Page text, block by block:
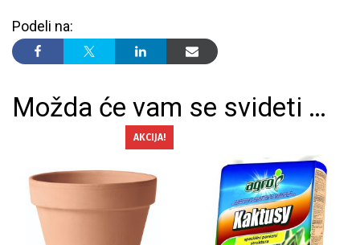
Podeli na:
Možda će vam se svideti …
AKCIJA!